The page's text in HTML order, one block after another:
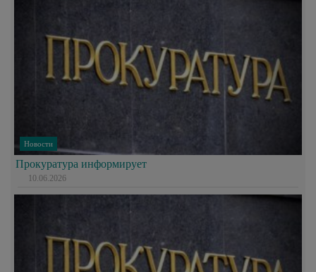
Новости
Прокуратура информирует
10.06.2026